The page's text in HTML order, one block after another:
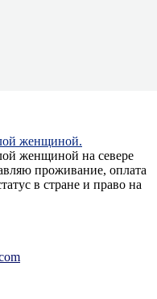
женщиной.
женщиной на севере
проживание, оплата
в стране и право на